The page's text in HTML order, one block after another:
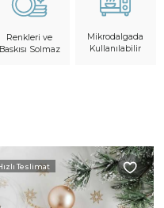
Renkleri ve
Baskısı Solmaz
Mikrodalgada
Kullanılabilir
Teslimat